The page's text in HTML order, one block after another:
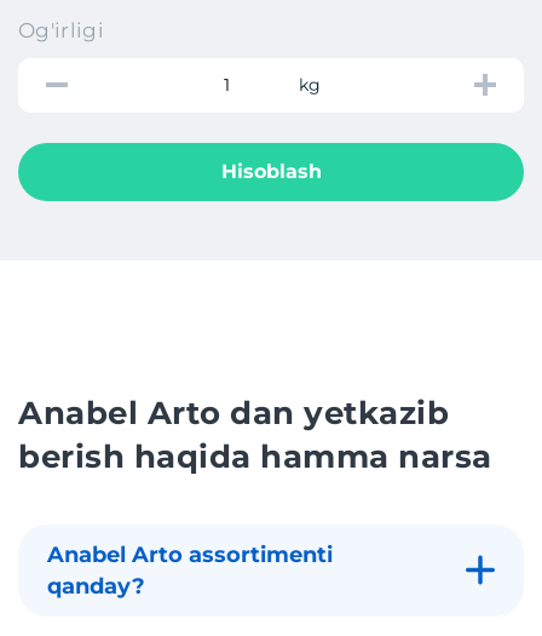
Og'irligi
kg
Hisoblash
Anabel Arto dan yetkazib
berish haqida hamma narsa
Anabel Arto assortimenti
qanday?